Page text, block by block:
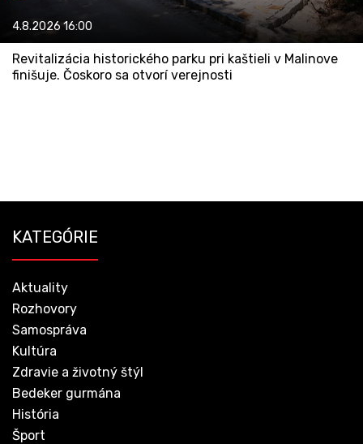
4.8.202616:00
Revitalizácia historického parku pri kaštieli v Malinove
finišuje. Čoskoro sa otvorí verejnosti
KATEGÓRIE
Aktuality
Rozhovory
Samospráva
Kultúra
Zdravie a životný štýl
Bedeker gurmána
História
Šport